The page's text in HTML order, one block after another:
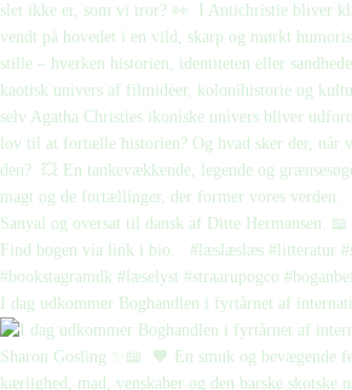
I dag udkommer Boghandlen i fyrtårnet af internati